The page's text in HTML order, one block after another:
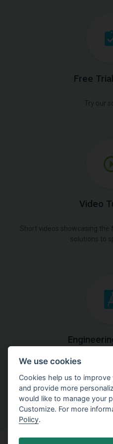
Free
Try our
Video
Short videos showcasing
solutions to
Step by steps
to solve a
We use cookies
Cookies help us to
and provide more
would like to manage your
Customize. For more
Policy.